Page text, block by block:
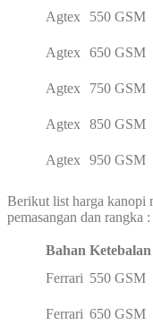
Agtex
550 GSM
Agtex 650 GSM
Agtex
750 GSM
Agtex
850 GSM
Agtex
950 GSM
Berikut list harga kanopi
pemasangan dan rangka :
Bahan Ketebalan
Ferrari 550 GSM
Ferrari 650 GSM